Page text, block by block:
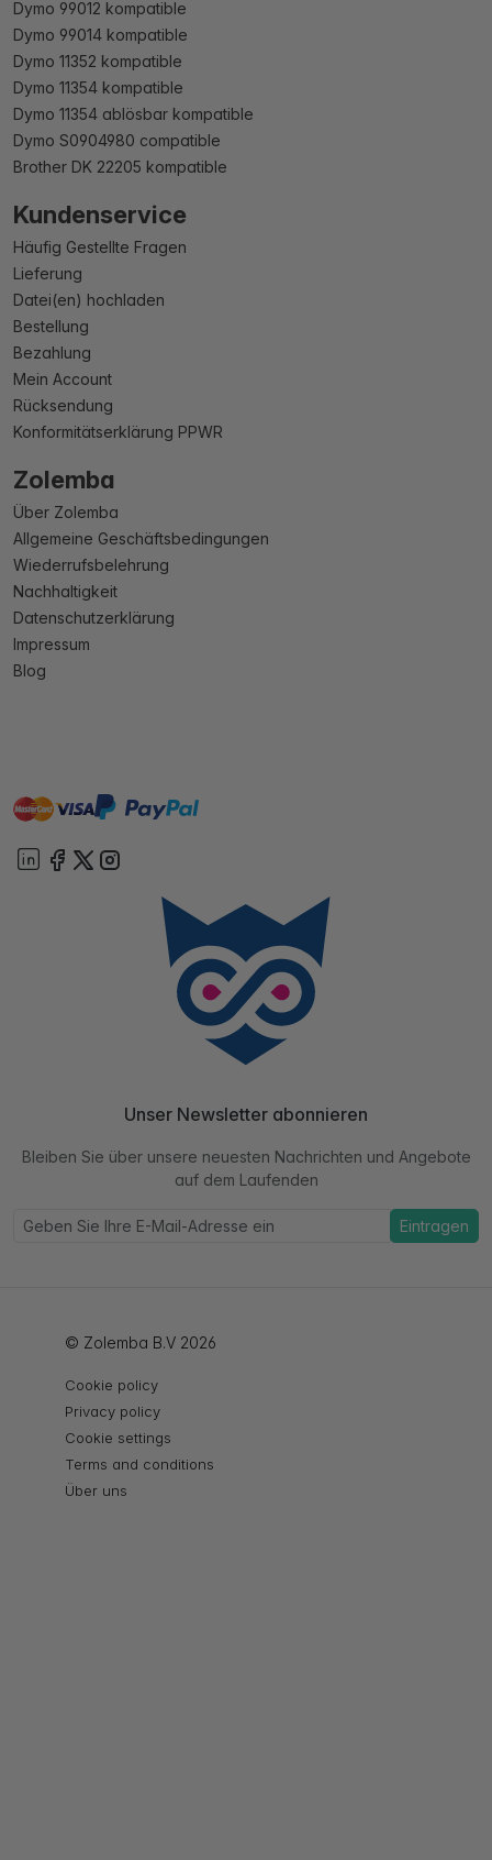
Dymo 99012 kompatible
Dymo 99014 kompatible
Dymo 11352 kompatible
Dymo 11354 kompatible
Dymo 11354 ablösbar kompatible
Dymo S0904980 compatible
Brother DK 22205 kompatible
Kundenservice
Häufig Gestellte Fragen
Lieferung
Datei(en) hochladen
Bestellung
Bezahlung
Mein Account
Rücksendung
Konformitätserklärung PPWR
Zolemba
Über Zolemba
Allgemeine Geschäftsbedingungen
Wiederrufsbelehrung
Nachhaltigkeit
Datenschutzerklärung
Impressum
Blog
mastervisa paypal
Unser Newsletter abonnieren
Bleiben Sie über unsere neuesten Nachrichten und Angebote
auf dem Laufenden
Eintragen
© Zolemba B.V 2026
Cookie policy
Privacy policy
Cookie settings
Terms and conditions
Über uns